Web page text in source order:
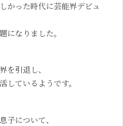
かった時代に芸能界デビュ
になりました。
を引退し、
しているようです。
子について、